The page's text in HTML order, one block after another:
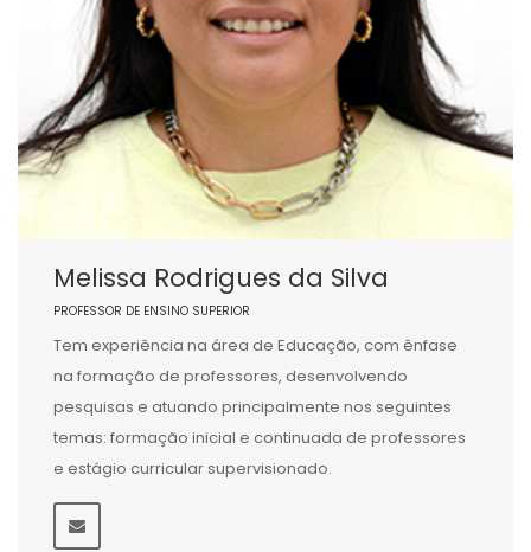
Melissa Rodrigues da Silva
PROFESSOR DE ENSINO SUPERIOR
Tem experiência na área de Educação, com ênfase
na formação de professores, desenvolvendo
pesquisas e atuando principalmente nos seguintes
temas: formação inicial e continuada de professores
e estágio curricular supervisionado.